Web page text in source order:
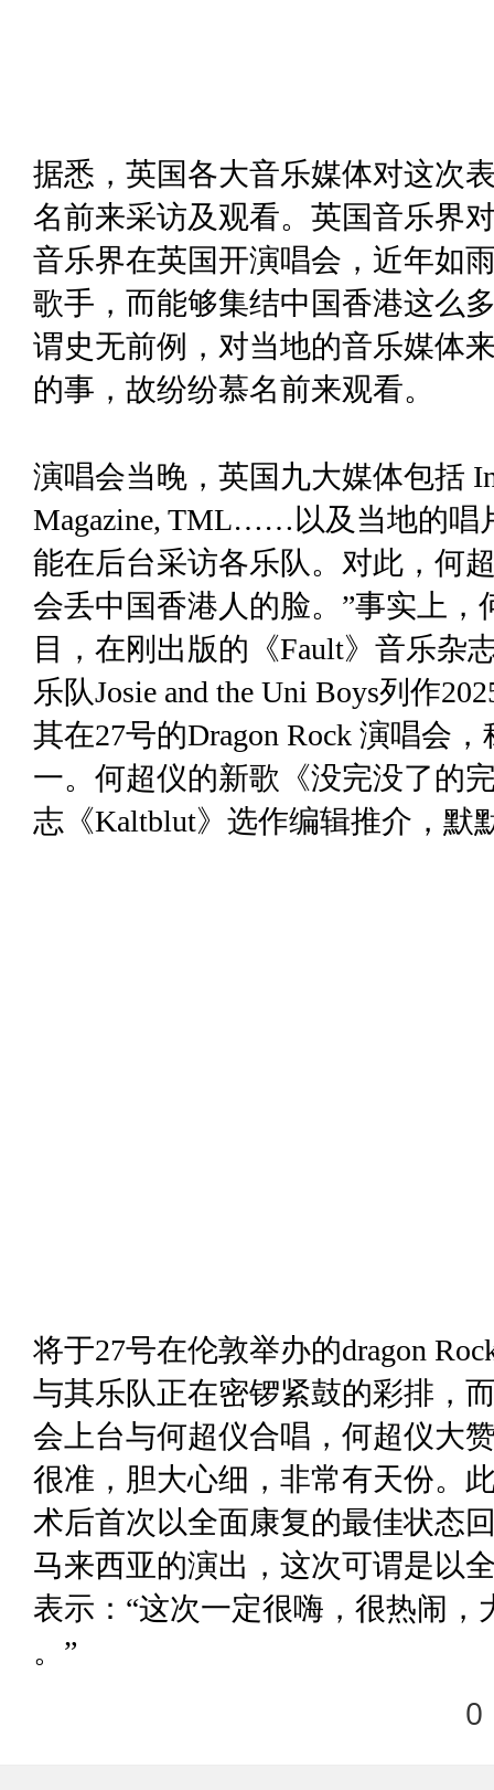
据悉，英国各大音乐媒体对这次
名前来采访及观看。英国音乐界
音乐界在英国开演唱会，近年如
歌手，而能够集结中国香港这么
谓史无前例，对当地的音乐媒体
的事，故纷纷慕名前来观看。
演唱会当晚，英国九大媒体包括
Magazine, TML……以及当地的唱
能在后台采访各乐队。对此，何
会丢中国香港人的脸。”事实上
目，在刚出版的《Fault》音乐杂
乐队Josie and the Uni Boys列作
其在27号的Dragon Rock 演唱会
一。何超仪的新歌《没完没了的
志《Kaltblut》选作编辑推介，默
将于27号在伦敦举办的dragon
与其乐队正在密锣紧鼓的彩排，
会上台与何超仪合唱，何超仪大
很准，胆大心细，非常有天份。
术后首次以全面康复的最佳状态
马来西亚的演出，这次可谓是以
表示：“这次一定很嗨，很热闹，
。”
0